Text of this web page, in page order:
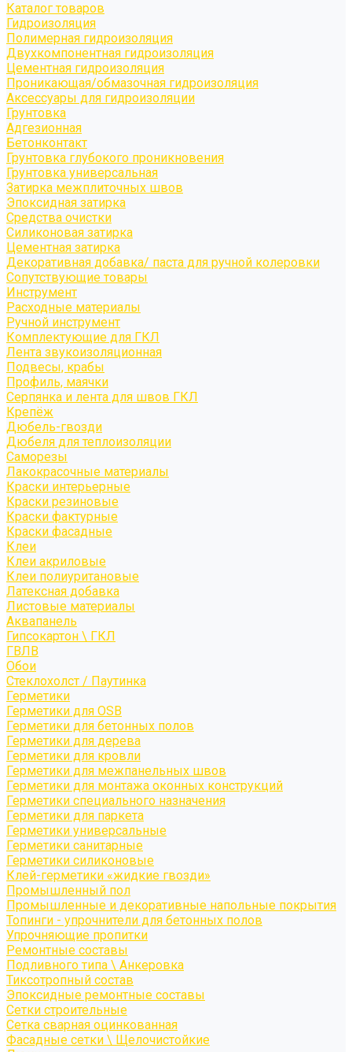
Каталог товаров
Гидроизоляция
Полимерная гидроизоляция
Двухкомпонентная гидроизоляция
Цементная гидроизоляция
Проникающая/обмазочная гидроизоляция
Аксессуары для гидроизоляции
Грунтовка
Адгезионная
Бетонконтакт
Грунтовка глубокого проникновения
Грунтовка универсальная
Затирка межплиточных швов
Эпоксидная затирка
Средства очистки
Силиконовая затирка
Цементная затирка
Декоративная добавка/ паста для ручной колеровки
Сопутствующие товары
Инструмент
Расходные материалы
Ручной инструмент
Комплектующие для ГКЛ
Лента звукоизоляционная
Подвесы, крабы
Профиль, маячки
Серпянка и лента для швов ГКЛ
Крепёж
Дюбель-гвозди
Дюбеля для теплоизоляции
Саморезы
Лакокрасочные материалы
Краски интерьерные
Краски резиновые
Краски фактурные
Краски фасадные
Клеи
Клеи акриловые
Клеи полиуритановые
Латексная добавка
Листовые материалы
Аквапанель
Гипсокартон \ ГКЛ
ГВЛВ
Обои
Стеклохолст / Паутинка
Герметики
Герметики для OSB
Герметики для бетонных полов
Герметики для дерева
Герметики для кровли
Герметики для межпанельных швов
Герметики для монтажа оконных конструкций
Герметики специального назначения
Герметики для паркета
Герметики универсальные
Герметики санитарные
Герметики силиконовые
Клей-герметики «жидкие гвозди»
Промышленный пол
Промышленные и декоративные напольные покрытия
Топинги - упрочнители для бетонных полов
Упрочняющие пропитки
Ремонтные составы
Подливного типа \ Анкеровка
Тиксотропный состав
Эпоксидные ремонтные составы
Сетки строительные
Сетка сварная оцинкованная
Фасадные сетки \ Щелочистойкие